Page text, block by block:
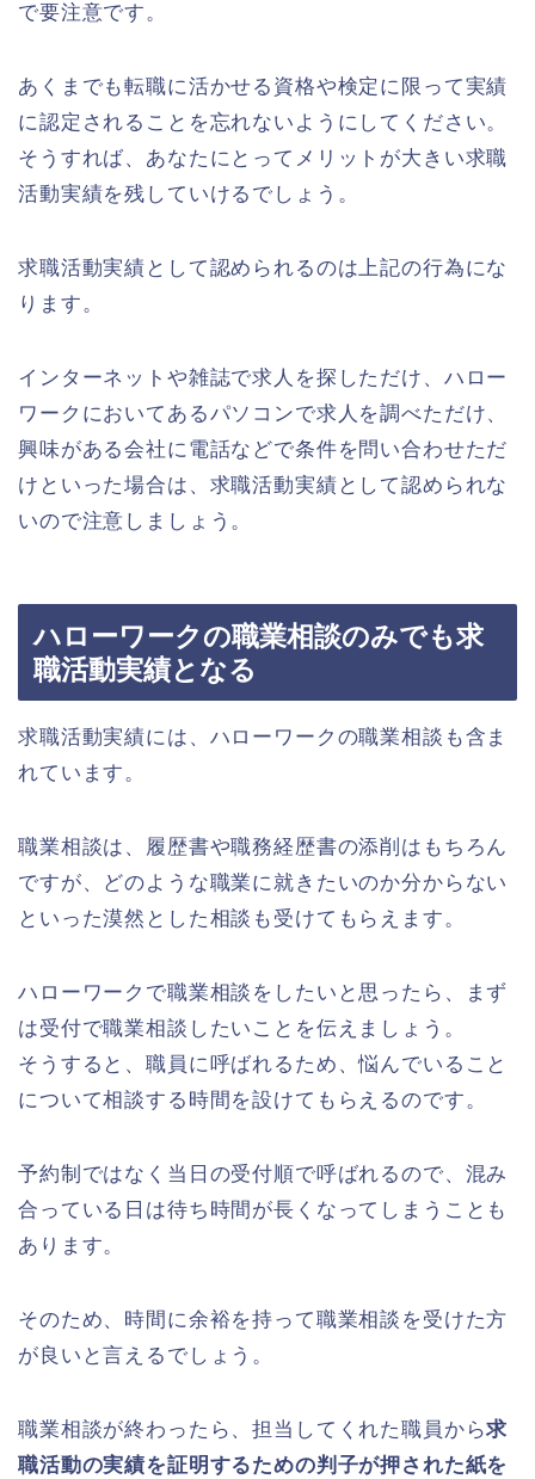
で要注意です。
あくまでも転職に活かせる資格や検定に限って実績
に認定されることを忘れないようにしてください。
そうすれば、あなたにとってメリットが大きい求職
活動実績を残していけるでしょう。
求職活動実績として認められるのは上記の行為にな
ります。
インターネットや雑誌で求人を探しただけ、ハロー
ワークにおいてあるパソコンで求人を調べただけ、
興味がある会社に電話などで条件を問い合わせただ
けといった場合は、求職活動実績として認められな
いので注意しましょう。
ハローワークの職業相談のみでも求
職活動実績となる
求職活動実績には、ハローワークの職業相談も含ま
れています。
職業相談は、履歴書や職務経歴書の添削はもちろん
ですが、どのような職業に就きたいのか分からない
といった漠然とした相談も受けてもらえます。
ハローワークで職業相談をしたいと思ったら、まず
は受付で職業相談したいことを伝えましょう。
そうすると、職員に呼ばれるため、悩んでいること
について相談する時間を設けてもらえるのです。
予約制ではなく当日の受付順で呼ばれるので、混み
合っている日は待ち時間が長くなってしまうことも
あります。
そのため、時間に余裕を持って職業相談を受けた方
が良いと言えるでしょう。
職業相談が終わったら、担当してくれた職員から求
職活動の実績を証明するための判子が押された紙を